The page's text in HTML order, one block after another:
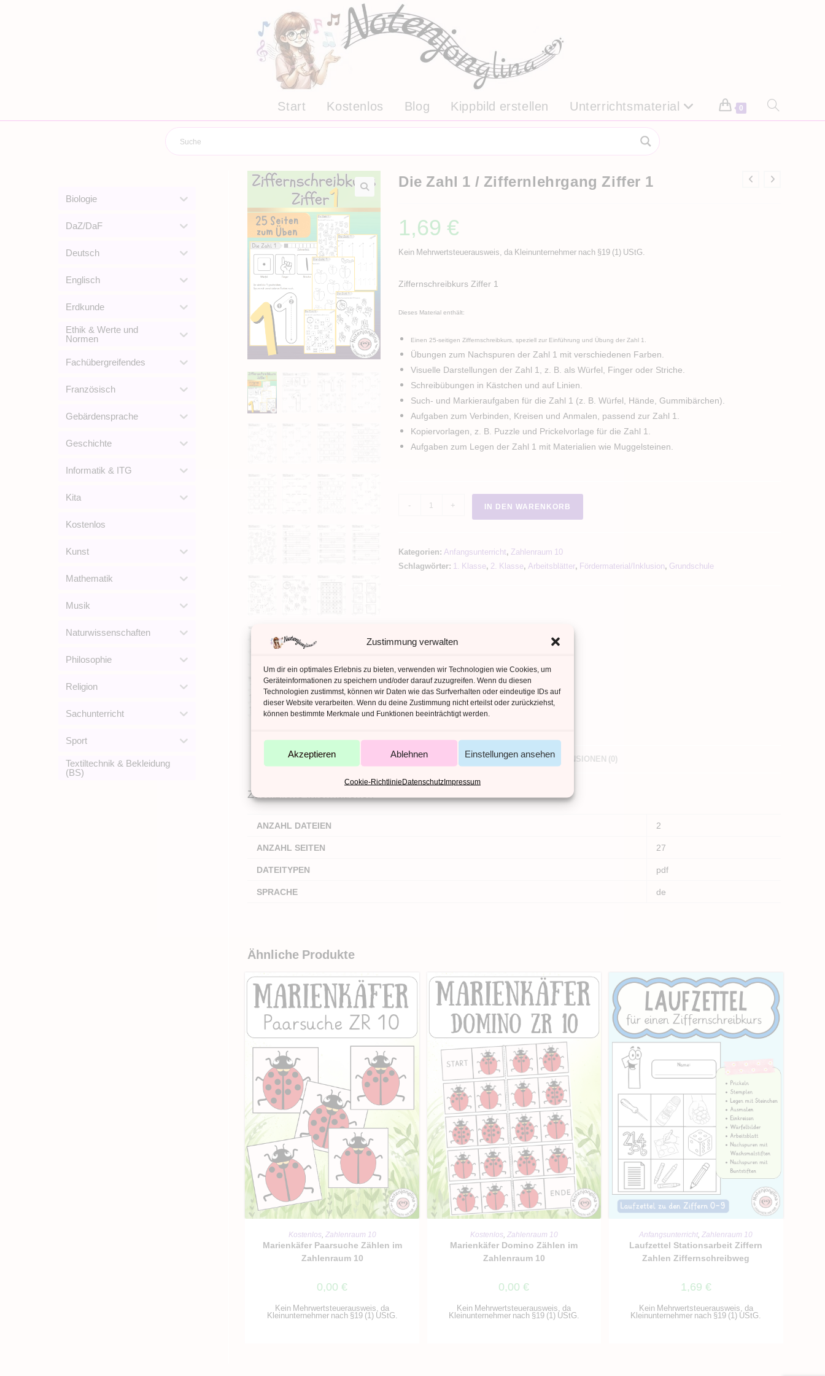
Zustimmung verwalten
Um dir ein optimales Erlebnis zu bieten, verwenden wir Technologien wie Cookies, um
Geräteinformationen zu speichern und/oder darauf zuzugreifen. Wenn du diesen
Technologien zustimmst, können wir Daten wie das Surfverhalten oder eindeutige IDs auf
dieser Website verarbeiten. Wenn du deine Zustimmung nicht erteilst oder zurückziehst,
können bestimmte Merkmale und Funktionen beeinträchtigt werden.
Akzeptieren Ablehnen Einstellungen ansehen
Cookie-RichtlinieDatenschutzImpressum
Start Kostenlos Blog Kippbild erstellen Unterrichtsmaterial 0 Website-
Die Zahl 1 / Ziffernlehrgang Ziffer 1
1,69 €
Kein Mehrwertsteuerausweis, da Kleinunternehmer nach §19 (1) UStG.
Ziffernschreibkurs Ziffer 1
Dieses Material enthält:
Einen 25-seitigen Ziffernschreibkurs, speziell zur Einführung und Übung der Zahl 1.
Übungen zum Nachspuren der Zahl 1 mit verschiedenen Farben.
Visuelle Darstellungen der Zahl 1, z. B. als Würfel, Finger oder Striche.
Schreibübungen in Kästchen und auf Linien.
Such- und Markieraufgaben für die Zahl 1 (z. B. Würfel, Hände, Gummibärchen).
Aufgaben zum Verbinden, Kreisen und Anmalen, passend zur Zahl 1.
Kopiervorlagen, z. B. Puzzle und Prickelvorlage für die Zahl 1.
Aufgaben zum Legen der Zahl 1 mit Materialien wie Muggelsteinen.
/
Ziffernlehrgang
- + IN DEN WARENKORB
Kategorien: Anfangsunterricht, Zahlenraum 10
Schlagwörter: 1. Klasse, 2. Klasse, Arbeitsblätter, Fördermaterial/Inklusion, Grundschule
ZUSÄTZLICHE INFORMATIONEN REZENSIONEN (0)
Zusätzliche Informationen
ANZAHL DATEIEN
2
ANZAHL SEITEN
27
DATEITYPEN
pdf
SPRACHE
de
Ähnliche Produkte
IN DEN WARENKORB
Kostenlos, Zahlenraum 10
Marienkäfer Paarsuche Zählen im
Zahlenraum 10
0,00€
Kein Mehrwertsteuerausweis, da
Kleinunternehmer nach §19 (1) UStG.
IN DEN WARENKORB
Kostenlos, Zahlenraum 10
Marienkäfer Domino Zählen im
Zahlenraum 10
0,00€
Kein Mehrwertsteuerausweis, da
Kleinunternehmer nach §19 (1) UStG.
IN DEN WARENKORB
Anfangsunterricht,Zahlenraum 10
Laufzettel Stationsarbeit Ziffern
Zahlen Ziffernschreibweg
1,69 €
Kein Mehrwertsteuerausweis, da
Kleinunternehmer nach §19 (1) UStG.
Biologie
DaZ/DaF
Deutsch
Englisch
Erdkunde
Ethik & Werte und
Normen
Fachübergreifendes
Französisch
Gebärdensprache
Geschichte
Informatik & ITG
Kita
Kostenlos
Kunst
Mathematik
Musik
Naturwissenschaften
Philosophie
Religion
Sachunterricht
Sport
Textiltechnik & Bekleidung
(BS)